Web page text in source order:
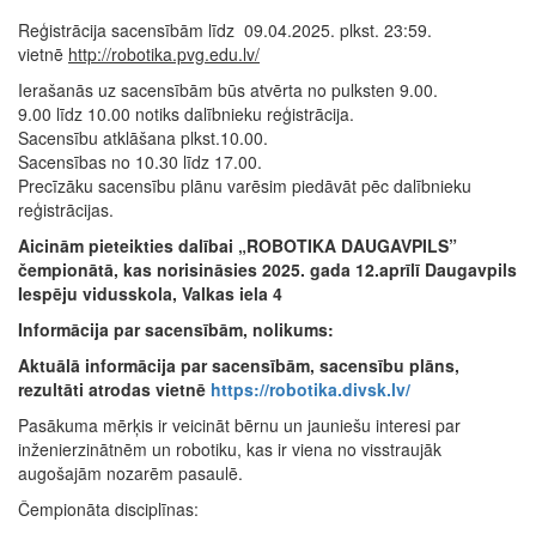
Reģistrācija sacensībām līdz 09.04.2025. plkst. 23:59.
vietnē http://robotika.pvg.edu.lv/
Ierašanās uz sacensībām būs atvērta no pulksten 9.00.
9.00 līdz 10.00 notiks dalībnieku reģistrācija.
Sacensību atklāšana plkst.10.00.
Sacensības no 10.30 līdz 17.00.
Precīzāku sacensību plānu varēsim piedāvāt pēc dalībnieku
reģistrācijas.
Aicinām pieteikties dalībai „ROBOTIKA DAUGAVPILS”
čempionātā, kas norisināsies 2025. gada 12.aprīlī Daugavpils
Iespēju vidusskola, Valkas iela 4
Informācija par sacensībām, nolikums:
Aktuālā informācija par sacensībām, sacensību plāns,
rezultāti atrodas vietnē https://robotika.divsk.lv/
Pasākuma mērķis ir veicināt bērnu un jauniešu interesi par
inženierzinātnēm un robotiku, kas ir viena no visstraujāk
augošajām nozarēm pasaulē.
Čempionāta disciplīnas: